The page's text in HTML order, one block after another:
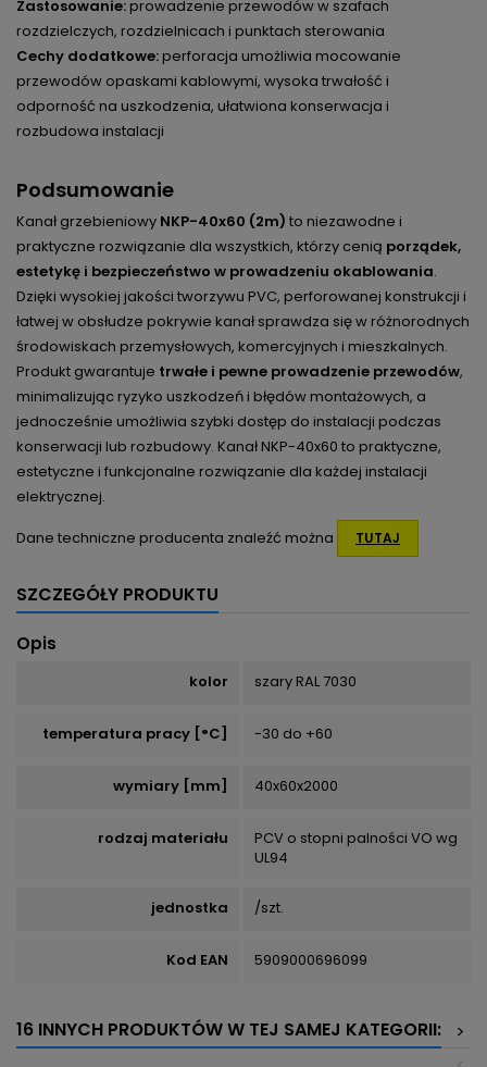
Zastosowanie:prowadzenie przewodów w szafach
rozdzielczych, rozdzielnicach i punktach sterowania
Cechy dodatkowe:perforacja umożliwia mocowanie
przewodów opaskami kablowymi, wysoka trwałość i
odporność na uszkodzenia, ułatwiona konserwacja i
rozbudowa instalacji
Podsumowanie
Kanał grzebieniowy NKP-40x60 (2m) to niezawodne i
praktyczne rozwiązanie dla wszystkich, którzy cenią porządek,
estetykę i bezpieczeństwo w prowadzeniu okablowania.
Dzięki wysokiej jakości tworzywu PVC, perforowanej konstrukcji i
łatwej w obsłudze pokrywie kanał sprawdza się w różnorodnych
środowiskach przemysłowych, komercyjnych i mieszkalnych.
Produkt gwarantuje trwałe i pewne prowadzenie przewodów,
minimalizując ryzyko uszkodzeń i błędów montażowych, a
jednocześnie umożliwia szybki dostęp do instalacji podczas
konserwacji lub rozbudowy. Kanał NKP-40x60 to praktyczne,
estetyczne i funkcjonalne rozwiązanie dla każdej instalacji
elektrycznej.
Dane techniczne producenta znaleźć można
TUTAJ
SZCZEGÓŁY PRODUKTU
Opis
kolor szary RAL 7030
temperatura pracy [°C] -30 do +60
wymiary [mm] 40x60x2000
rodzaj materiału
PCV o stopni palności VO wg
UL94
jednostka /szt.
Kod EAN 5909000696099
16 INNYCH PRODUKTÓW W TEJ SAMEJ KATEGORII:
>